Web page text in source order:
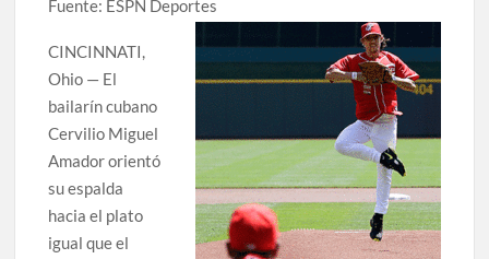
Fuente: ESPN Deportes
CINCINNATI,
Ohio — El
bailarín cubano
Cervilio Miguel
Amador orientó
su espalda
hacia el plato
igual que el